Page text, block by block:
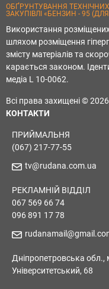
ОБҐРУНТУВАННЯ
ЗАКУПІВЛІ «БЕНЗИН - 95
Використання
шляхом розміщення
змісту матеріалів та
карається законом.
медіа L 10-0062.
Всі права захищені ©
КОНТАКТИ
ПРИЙМАЛЬНЯ
(067) 217-77-55
tv@rudana.com.ua
РЕКЛАМНІЙ ВІДДІЛ
067 569 66 74
096 891 17 78
Дніпропетровська обл.,
Університетський, 68